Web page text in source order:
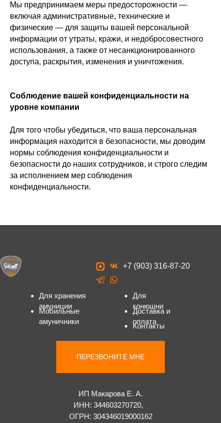
Мы предпринимаем меры предосторожности —
включая административные, технические и
физические — для защиты вашей персональной
информации от утраты, кражи, и недобросовестного
использования, а также от несанкционированного
доступа, раскрытия, изменения и уничтожения.
Соблюдение вашей конфиденциальности на
уровне компании
Для того чтобы убедиться, что ваша персональная
информация находится в безопасности, мы доводим
нормы соблюдения конфиденциальности и
безопасности до наших сотрудников, и строго следим
за исполнением мер соблюдения
конфиденциальности.
Для хранения
амуниции
Мобильные
амуничники
Для
конюшни
Доставка и
оплата
Контакты
+7 (903) 316-87-20
ПЕРЕЗВОНИТЕ МНЕ
ИП Макарова Е. А.
ИНН: 344603270720,
ОГРН: 304346019000162